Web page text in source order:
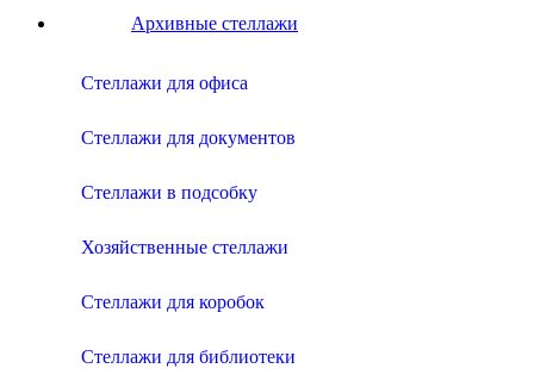
Архивные стеллажи
Стеллажи для офиса
Стеллажи для документов
Стеллажи в подсобку
Хозяйственные стеллажи
Стеллажи для коробок
Стеллажи для библиотеки